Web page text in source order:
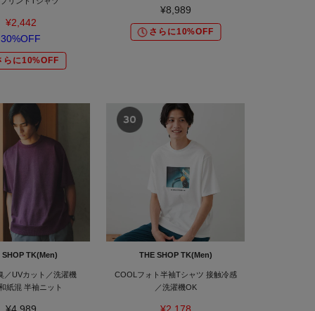
¥2,442
30%OFF
らに10%OFF
¥8,989
さらに10%OFF
SHOP TK(Men)
／UVカット／洗濯機
紙混 半袖ニット
THE SHOP TK(Men)
COOLフォト半袖Tシャツ 接触冷感
／洗濯機OK